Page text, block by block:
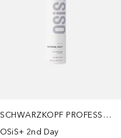
SCHWARZKOPF PROFESSIONAL
OSiS+ 2nd Day